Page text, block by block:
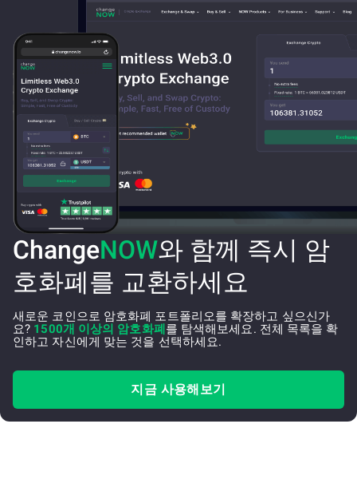
ChangeNOW와 함께 즉시 암
호화폐를 교환하세요
새로운 코인으로 암호화폐 포트폴리오를 확장하고 싶으신가
요? 1500개 이상의 암호화폐 를 탐색해보세요. 전체 목록을 확
인하고 자신에게 맞는 것을 선택하세요.
지금 사용해보기